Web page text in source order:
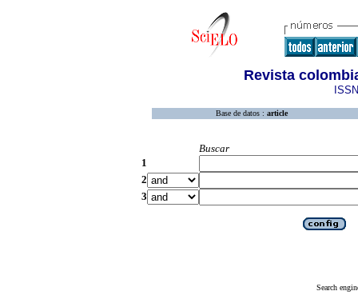
Revista
Base de datos : article
Buscar
1
2
3
Search